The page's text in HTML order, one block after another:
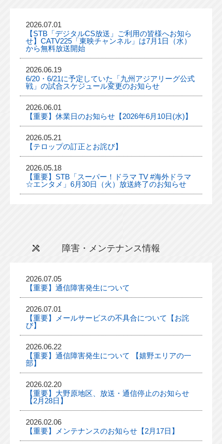
2026.07.01
【STB「デジタルCS放送」ご利用の皆様へお知ら
せ】CATV225「東映チャンネル」は7月1日（水）
から無料放送開始
2026.06.19
6/20・6/21に予定していた「九州アジアリーグ公式
戦」の試合スケジュール変更のお知らせ
2026.06.01
【重要】休業日のお知らせ【2026年6月10日(水)】
2026.05.21
【テロップの訂正とお詫び】
2026.05.18
【重要】STB「スーパー！ドラマ TV #海外ドラマ
☆エンタメ」6月30日（火）放送終了のお知らせ
障害・メンテナンス情報
2026.07.05
【重要】通信障害発生について
2026.07.01
【重要】メールサービスの不具合について【お詫
び】
2026.06.22
【重要】通信障害発生について 【嬉野エリアの一
部】
2026.02.20
【重要】大野原地区、放送・通信停止のお知らせ
【2月28日】
2026.02.06
【重要】メンテナンスのお知らせ【2月17日】